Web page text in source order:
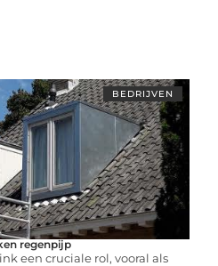
BEDRIJVEN
regenpijp
een cruciale rol, vooral als